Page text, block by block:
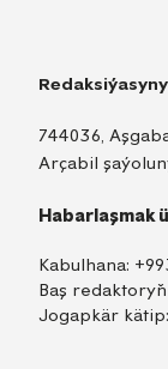
744036,
Arçabil
Habarlaşmak
Kabulhana:
Baş
Jogapkär kätip: